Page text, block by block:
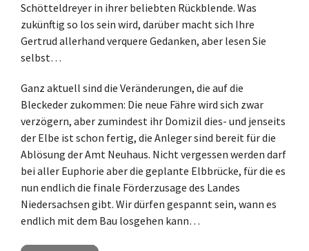
Schötteldreyer in ihrer beliebten Rückblende. Was
zukünftig so los sein wird, darüber macht sich Ihre
Gertrud allerhand verquere Gedanken, aber lesen Sie
selbst…
Ganz aktuell sind die Veränderungen, die auf die
Bleckeder zukommen: Die neue Fähre wird sich zwar
verzögern, aber zumindest ihr Domizil dies- und jenseits
der Elbe ist schon fertig, die Anleger sind bereit für die
Ablösung der Amt Neuhaus. Nicht vergessen werden darf
bei aller Euphorie aber die geplante Elbbrücke, für die es
nun endlich die finale Förderzusage des Landes
Niedersachsen gibt. Wir dürfen gespannt sein, wann es
endlich mit dem Bau losgehen kann…